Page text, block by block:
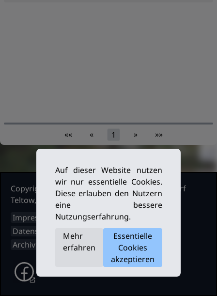
«« « 1 » »»
Copyright Ruderclub Kleinmachnow Stahnsdorf
Teltow, 2026. Alle Rechte vorbehalten.
Impressum
Datenschutz
Archiv
Auf dieser Website nutzen
wir nur essentielle Cookies.
Diese erlauben den Nutzern
eine bessere
Nutzungserfahrung.
Mehr
erfahren
Essentielle
Cookies
akzeptieren